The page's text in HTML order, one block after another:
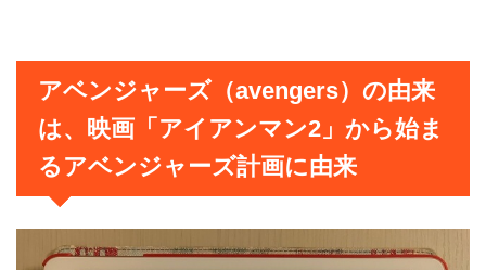
アベンジャーズ（avengers）の由来
は、映画「アイアンマン2」から始ま
るアベンジャーズ計画に由来